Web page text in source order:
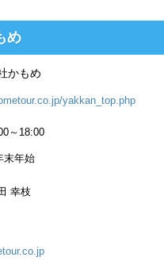
め
かもめ
yakkan_top.php
～18:00
末年始
幸枝